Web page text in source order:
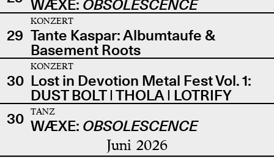
WÆXE: OBSOLESCENCE
29
KONZERT
Tante Kaspar: Albumtaufe &
Basement Roots
30
KONZERT
Lost in Devotion Metal Fest Vol. 1:
DUST BOLT | THOLA | LOTRIFY
30
TANZ
WÆXE: OBSOLESCENCE
Juni 2026